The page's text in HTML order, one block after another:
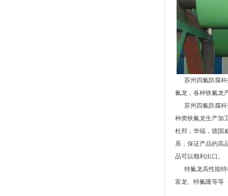
苏州四氟防腐科
氟龙，各种铁氟龙
苏州四氟防腐
种类铁氟龙生产加
杜邦，华福，德国
系，保证产品的高
品可以顺利出口。
特氟龙高性能特
富龙、特氟隆等等